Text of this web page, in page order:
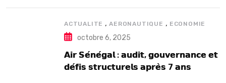
ACTUALITE ,AERONAUTIQUE , ECONOMIE
octobre 6, 2025
𝗔𝗶𝗿 𝗦𝗲́𝗻𝗲́𝗴𝗮𝗹 : 𝗮𝘂𝗱𝗶𝘁, 𝗴𝗼𝘂𝘃𝗲𝗿𝗻𝗮𝗻𝗰𝗲 𝗲𝘁
𝗱𝗲́𝗳𝗶𝘀 𝘀𝘁𝗿𝘂𝗰𝘁𝘂𝗿𝗲𝗹𝘀 𝗮𝗽𝗿𝗲̀𝘀 7 𝗮𝗻𝘀